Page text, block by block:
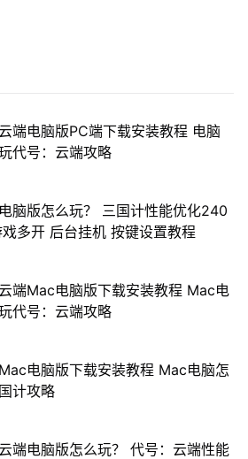
端电脑版PC端下载安装教程 电脑
代号：云端攻略
脑版怎么玩？ 三国计性能优化240
多开 后台挂机 按键设置教程
端Mac电脑版下载安装教程 Mac电
代号：云端攻略
电脑版下载安装教程 Mac电脑怎
计攻略
端电脑版怎么玩？ 代号：云端性能